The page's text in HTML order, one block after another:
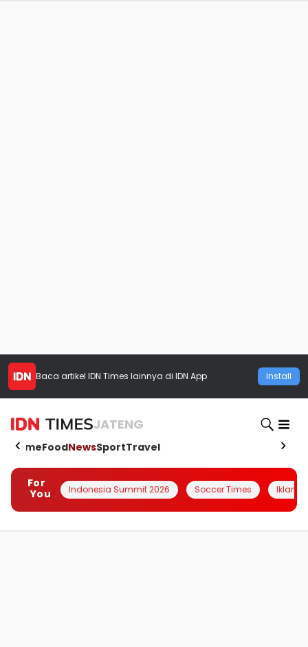
Baca artikel IDN Times lainnya di IDN App Install
JATENG
HomeFoodNewsSportTravel
For
You
Indonesia Summit 2026 Soccer Times Iklanin